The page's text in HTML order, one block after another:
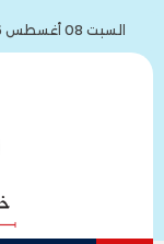
السبت 08 أغسطس 2026